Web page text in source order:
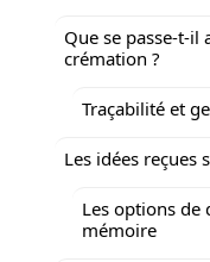
Que se passe-t-il
crémation ?
Traçabilité et
Les idées reçues
Les options de
mémoire